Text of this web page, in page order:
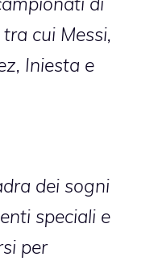
cui Messi,
Iniesta e
dei sogni
speciali e
per